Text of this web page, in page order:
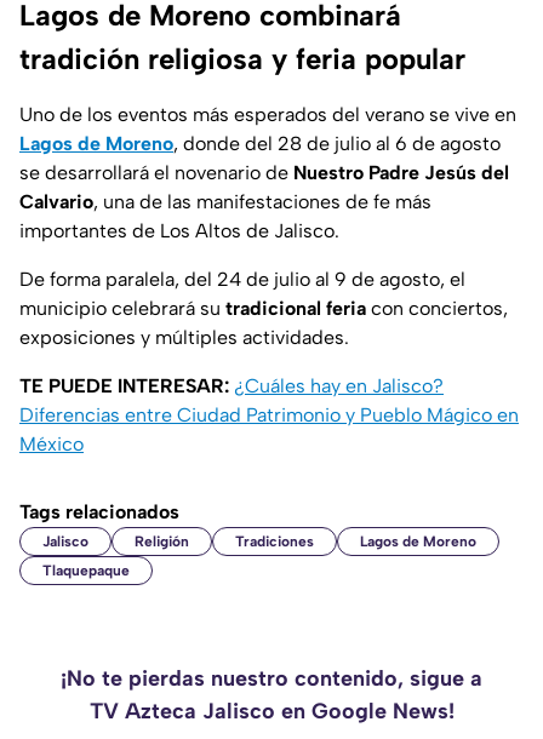
Lagos de Moreno combinará
tradición religiosa y feria popular
Uno de los eventos más esperados del verano se vive en
Lagos de Moreno, donde del 28 de julio al 6 de agosto
se desarrollará el novenario de Nuestro Padre Jesús del
Calvario, una de las manifestaciones de fe más
importantes de Los Altos de Jalisco.
De forma paralela, del 24 de julio al 9 de agosto, el
municipio celebrará su tradicional feria con conciertos,
exposiciones y múltiples actividades.
TE PUEDE INTERESAR: ¿Cuáles hay en Jalisco?
Diferencias entre Ciudad Patrimonio y Pueblo Mágico en
México
Tags relacionados
Jalisco Religión Tradiciones
Lagos de Moreno
Tlaquepaque
¡No te pierdas nuestro contenido, sigue a
TV Azteca Jalisco en Google News!